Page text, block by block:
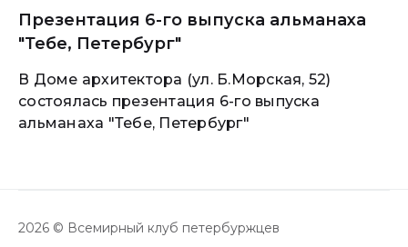
Презентация 6-го выпуска альманаха
"Тебе, Петербург"
В Доме архитектора (ул. Б.Морская, 52)
состоялась презентация 6-го выпуска
альманаха "Тебе, Петербург"
2026 © Всемирный клуб петербуржцев